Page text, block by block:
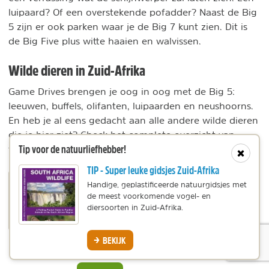
luipaard? Of een overstekende pofadder? Naast de Big
5 zijn er ook parken waar je de Big 7 kunt zien. Dit is
de Big Five plus witte haaien en walvissen.
Wilde dieren in Zuid-Afrika
Game Drives brengen je oog in oog met de Big 5:
leeuwen, buffels, olifanten, luipaarden en neushoorns.
En heb je al eens gedacht aan alle andere wilde dieren
die je hier ziet? Check het complete overzicht van
fauna in een van onzeZuid-Afrika natuurgidsjes !
TIP - Natuurgidsen Afrika
Individuele reis
Deze handige veldgidsen helpen je bij het
diersoorten in Afrika. Niet te missen tijdens een
safari!
Sluit
Tip voor de natuurliefhebber!
TIP - Super leuke gidsjes Zuid-Afrika
Handige, geplastificeerde natuurgidsjes met
de meest voorkomende vogel- en
diersoorten in Zuid-Afrika.
BEKIJK